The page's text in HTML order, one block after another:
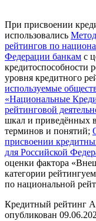
При присвоении
использовались
рейтингов по
Федерации банкам с
кредитоспособности
уровня кредитного
используемые
«Национальные
рейтинговой
шкал и приведённых
терминов и понятий;
присвоении
для Российской
оценки фактора
категории
по национальной
Кредитный рейтинг
опубликован